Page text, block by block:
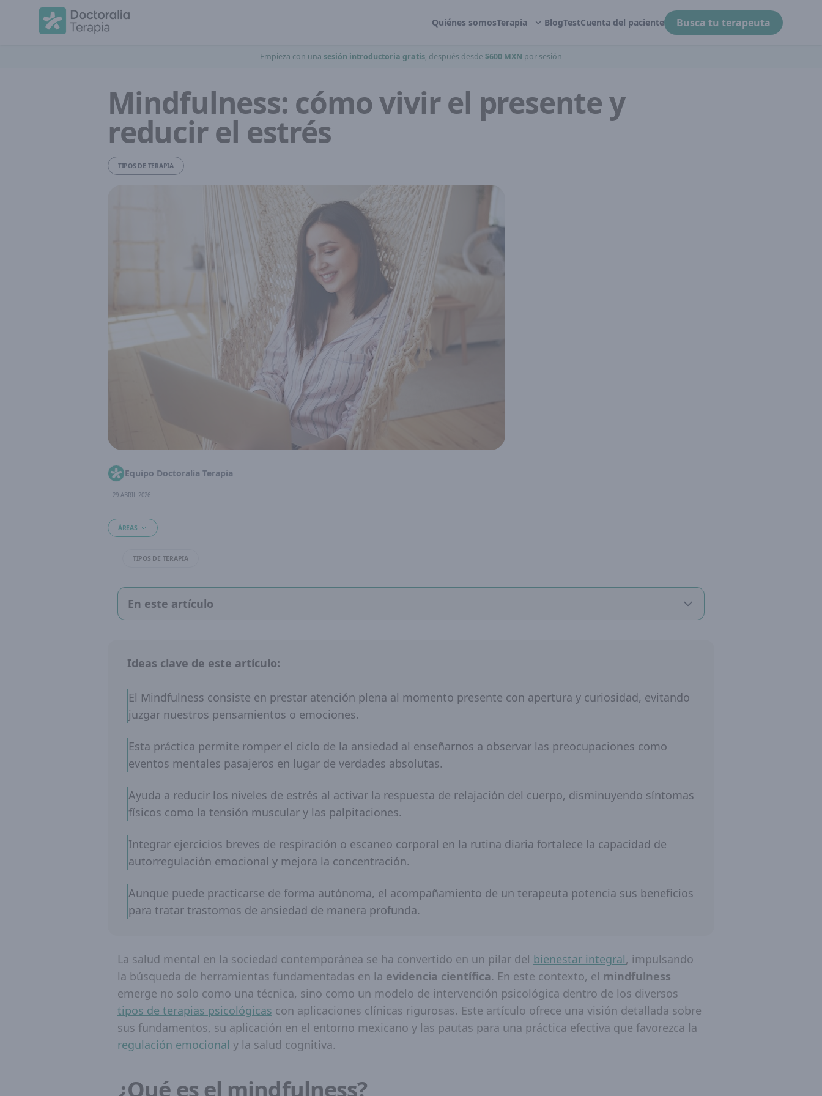
Quiénes somosTerapia BlogTestCuenta del paciente Busca tu terapeuta
Empieza con una sesión introductoria gratis, después desde $600 MXN por sesión
Mindfulness: cómo vivir el presente y
reducir el estrés
TIPOS DE TERAPIA
Equipo Doctoralia Terapia
29 ABRIL 2026
ÁREAS
TIPOS DE TERAPIA
En este artículo
Ideas clave de este artículo:
El Mindfulness consiste en prestar atención plena al momento presente con apertura y curiosidad, evitando
juzgar nuestros pensamientos o emociones.
Esta práctica permite romper el ciclo de la ansiedad al enseñarnos a observar las preocupaciones como
eventos mentales pasajeros en lugar de verdades absolutas.
Ayuda a reducir los niveles de estrés al activar la respuesta de relajación del cuerpo, disminuyendo síntomas
físicos como la tensión muscular y las palpitaciones.
Integrar ejercicios breves de respiración o escaneo corporal en la rutina diaria fortalece la capacidad de
autorregulación emocional y mejora la concentración.
Aunque puede practicarse de forma autónoma, el acompañamiento de un terapeuta potencia sus beneficios
para tratar trastornos de ansiedad de manera profunda.
La salud mental en la sociedad contemporánea se ha convertido en un pilar del bienestar integral, impulsando
la búsqueda de herramientas fundamentadas en la evidencia científica. En este contexto, el mindfulness
emerge no solo como una técnica, sino como un modelo de intervención psicológica dentro de los diversos
tipos de terapias psicológicas con aplicaciones clínicas rigurosas. Este artículo ofrece una visión detallada sobre
sus fundamentos, su aplicación en el entorno mexicano y las pautas para una práctica efectiva que favorezca la
regulación emocional y la salud cognitiva.
¿Qué es el mindfulness?